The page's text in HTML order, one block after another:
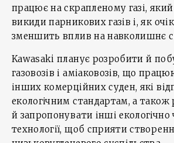
працює на скрапленому газі,
викиди парникових газів і, як
зменшить вплив на навколишнє
Kawasaki планує розробити й
газовозів і аміаковозів, що
інших комерційних суден, які
екологічним стандартам, а також
й запропонувати інші екологічно
технології, щоб сприяти